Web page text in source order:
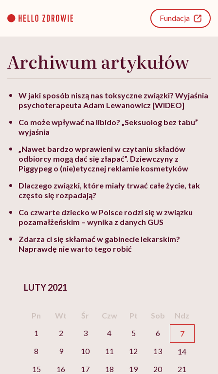
content
Fundacja
Archiwum artykułów
W jaki sposób niszą nas toksyczne związki? Wyjaśnia
psychoterapeuta Adam Lewanowicz [WIDEO]
Co może wpływać na libido? „Seksuolog bez tabu”
wyjaśnia
„Nawet bardzo wprawieni w czytaniu składów
odbiorcy mogą dać się złapać”. Dziewczyny z
Piggypeg o (nie)etycznej reklamie kosmetyków
Dlaczego związki, które miały trwać całe życie, tak
często się rozpadają?
Co czwarte dziecko w Polsce rodzi się w związku
pozamałżeńskim – wynika z danych GUS
Zdarza ci się skłamać w gabinecie lekarskim?
Naprawdę nie warto tego robić
LUTY 2021
Pn Wt Śr Czw Pt Sob
Ndz
1
2 3 4 5 6
7
8
9 10 11 12 13
14
15
16 17 18 19 20
21